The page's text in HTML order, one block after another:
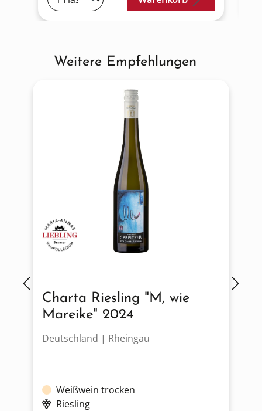
Produktgalerie überspringen
Weitere Empfehlungen
Charta Riesling "M, wie
Mareike" 2024
Deutschland | Rheingau
Weißwein trocken
Riesling